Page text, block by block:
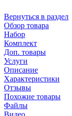
Вернуться в раздел
Обзор товара
Набор
Комплект
Доп. товары
Услуги
Описание
Характеристики
Отзывы
Похожие товары
Файлы
Видео